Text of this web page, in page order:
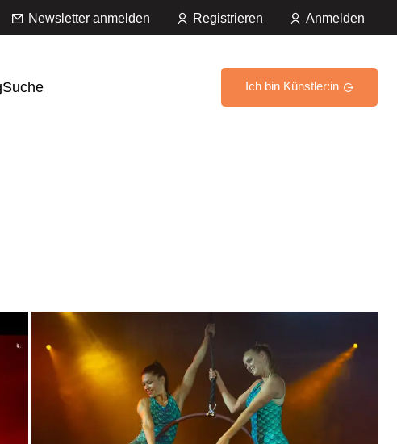
Newsletter anmelden Registrieren Anmelden
Suche Ich bin Künstler:in